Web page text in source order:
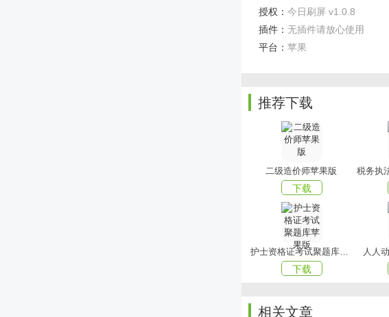
3、热门话题讨论、趣味测
软件特色
内容;
3、还有内容推荐官为你推
有。你也可以给其他人推荐
软件点评
全平台内容推荐，热门资讯
喜欢小编为您带来的今日刷
mmxiazai！
授权： 今日刷屏 v1.0.8
插件： 无插件请放心使用
平台： 苹果
推荐下载
二级造价师苹果版
下载
护士资格证考试聚题库苹果版
下载
人人
相关文章